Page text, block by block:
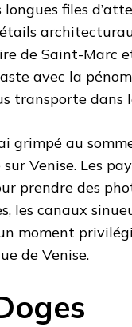
files
de Saint-Marc
avec la
transporte dans
grimpé au
Venise. Les
prendre des
les canaux
moment
de Venise.